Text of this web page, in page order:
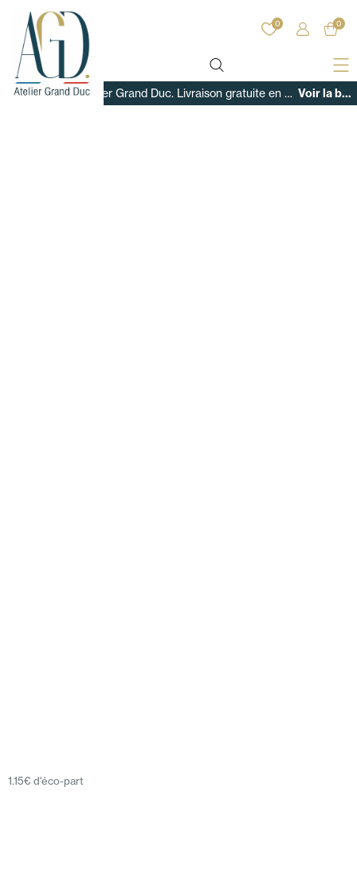
0 0
Bienvenue sur Atelier Grand Duc. Livraison gratuite en France sur tous nos produits ! Voir la boutique
1.15€ d'éco-part